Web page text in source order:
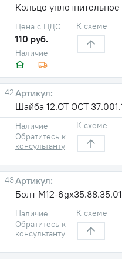
Кольцо уплотнительное
Наличие
Цена с НДС
110 руб.
К схеме
42
Шайба 12.ОТ ОСТ
Наличие
Обратитесь к
консультанту
К схеме
43
Болт М12-
Наличие
Обратитесь к
консультанту
К схеме